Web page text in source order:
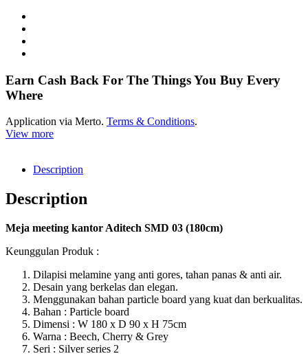
Earn Cash Back For The Things You Buy Every
Where
Application via Merto. Terms & Conditions.
View more
Description
Description
Meja meeting kantor Aditech SMD 03 (180cm)
Keunggulan Produk :
Dilapisi melamine yang anti gores, tahan panas & anti air.
Desain yang berkelas dan elegan.
Menggunakan bahan particle board yang kuat dan berkualitas.
Bahan : Particle board
Dimensi : W 180 x D 90 x H 75cm
Warna : Beech, Cherry & Grey
Seri : Silver series 2